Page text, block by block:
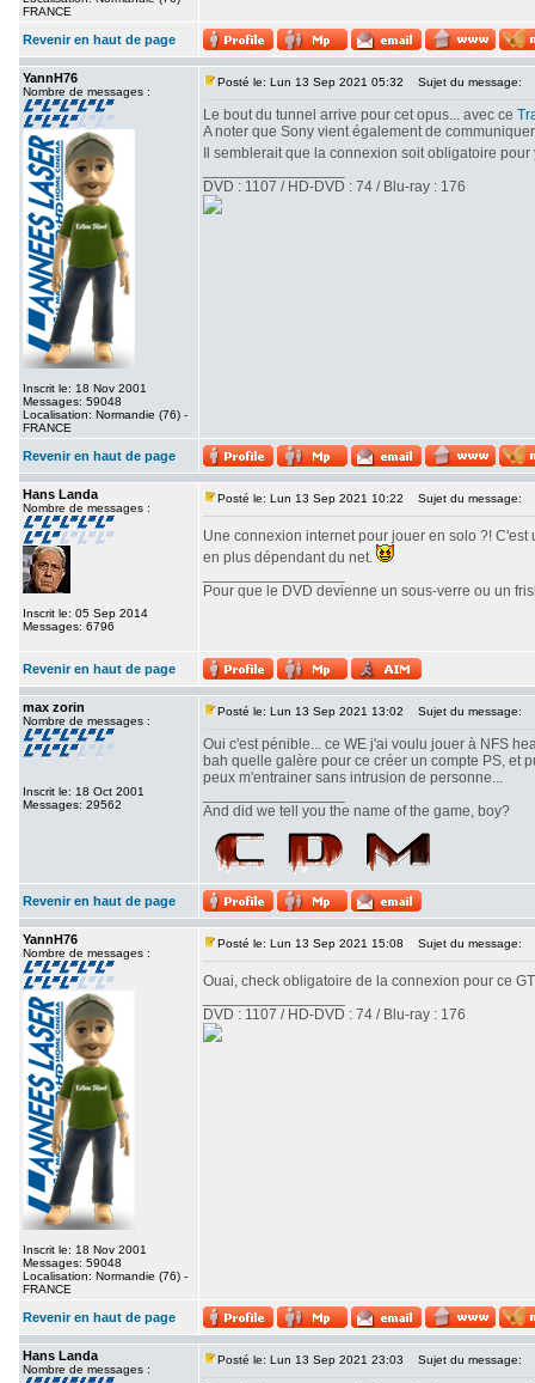
FRANCE
Revenir en haut de page
YannH76
Nombre de messages :
Inscrit le: 18 Nov 2001
Messages: 59048
Localisation: Normandie (76) -
FRANCE
Posté le: Lun 13 Sep 2021 05:32 Sujet du message:
Le bout du tunnel arrive pour cet opus... avec ce
A noter que Sony vient également de
Il semblerait que la connexion soit obligatoire
DVD : 1107 / HD-DVD : 74 / Blu-ray : 176
Revenir en haut de page
Hans Landa
Nombre de messages :
Inscrit le: 05 Sep 2014
Messages: 6796
Posté le: Lun 13 Sep 2021 10:22 Sujet du message:
Une connexion internet pour jouer en solo ?!
en plus dépendant du net.
Pour que le DVD devienne un sous-verre ou un
Revenir en haut de page
max zorin
Nombre de messages :
Inscrit le: 18 Oct 2001
Messages: 29562
Posté le: Lun 13 Sep 2021 13:02 Sujet du message:
Oui c'est pénible... ce WE j'ai voulu jouer à NFS
bah quelle galère pour ce créer un compte PS, et
peux m'entrainer sans intrusion de personne...
And did we tell you the name of the game, boy?
Revenir en haut de page
YannH76
Nombre de messages :
Inscrit le: 18 Nov 2001
Messages: 59048
Localisation: Normandie (76) -
FRANCE
Posté le: Lun 13 Sep 2021 15:08 Sujet du message:
Ouai, check obligatoire de la connexion pour ce
DVD : 1107 / HD-DVD : 74 / Blu-ray : 176
Revenir en haut de page
Hans Landa
Nombre de messages :
Posté le: Lun 13 Sep 2021 23:03 Sujet du message: